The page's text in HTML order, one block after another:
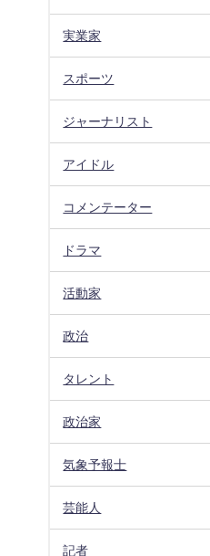
実業家
スポーツ
ジャーナリスト
アイドル
コメンテーター
ドラマ
活動家
政治
タレント
政治家
気象予報士
芸能人
記者